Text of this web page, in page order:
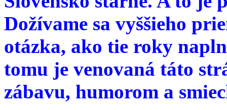
Dožívame sa vyššieho
otázka, ako tie roky
tomu je venovaná táto
zábavu, humorom a